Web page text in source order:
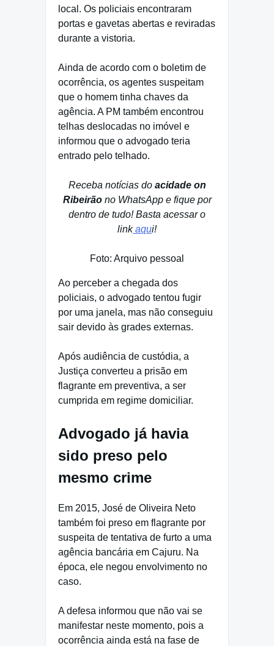
local. Os policiais encontraram
portas e gavetas abertas e reviradas
durante a vistoria.
Ainda de acordo com o boletim de
ocorrência, os agentes suspeitam
que o homem tinha chaves da
agência. A PM também encontrou
telhas deslocadas no imóvel e
informou que o advogado teria
entrado pelo telhado.
Receba notícias do acidade on
Ribeirão no WhatsApp e fique por
dentro de tudo! Basta acessar o
linkaqui!
Foto: Arquivo pessoal
Ao perceber a chegada dos
policiais, o advogado tentou fugir
por uma janela, mas não conseguiu
sair devido às grades externas.
Após audiência de custódia, a
Justiça converteu a prisão em
flagrante em preventiva, a ser
cumprida em regime domiciliar.
Advogado já havia
sido preso pelo
mesmo crime
Em 2015, José de Oliveira Neto
também foi preso em flagrante por
suspeita de tentativa de furto a uma
agência bancária em Cajuru. Na
época, ele negou envolvimento no
caso.
A defesa informou que não vai se
manifestar neste momento, pois a
ocorrência ainda está na fase de